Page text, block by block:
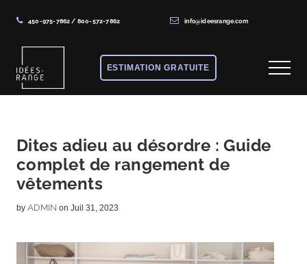
450-975-7862 / 800-572-7862 info@ideesrange.com
main
content
primary
sidebar
footer
rangement
sur
mesure
ESTIMATION GRATUITE Menu
Dites adieu au désordre : Guide
complet de rangement de
vêtements
by ADMIN on Juil 31, 2023